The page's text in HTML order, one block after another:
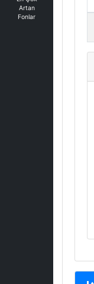
Artan
Fonlar